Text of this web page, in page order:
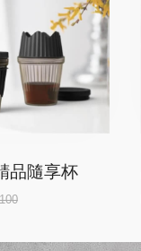
品隨享杯